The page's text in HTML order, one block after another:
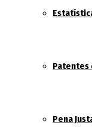
Patentes
Pena